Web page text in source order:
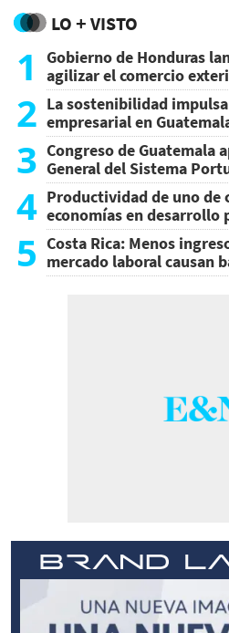
LO + VISTO
1
Gobierno de Honduras
agilizar el comercio
2 La sostenibilidad
empresarial en
3 Congreso de Guatemala
General del Sistema
4 Productividad de uno de
economías en desarrollo
5 Costa Rica: Menos
mercado laboral causan